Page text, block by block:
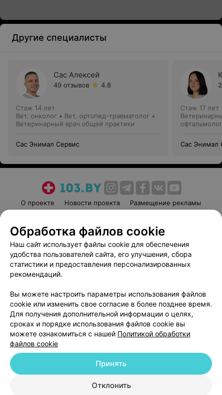
Другие специалисты
Сас Алексей
49 отзывов 4.8
Стаж 14 лет
Вет. онколог • Вет. ортопед-травматолог •
Ветеринарный врач общей практики
Сас Энимал Сервис
Стаж 17 лет
Сас Энимал
О проекте Новости проекта
Размещение рекламы
Пользовательское соглашение
Способы оплаты
Вакансии
Партнеры
Написать руководителю 103.by
Обработка персональных данных
© 2026 ООО «Артокс Лаб», УНП 191700409 | 220012, Республика Беларусь,
Обработка файлов cookie
Наш сайт использует файлы cookie для обеспечения
удобства пользователей сайта, его улучшения, сбора
статистики и предоставления персонализированных
рекомендаций.
Вы можете настроить параметры использования файлов
cookie или изменить свое согласие в более позднее время.
Для получения дополнительной информации о целях,
сроках и порядке использования файлов cookie вы
можете ознакомиться с нашей Политикой обработки
файлов cookie
Отклонить
Принять